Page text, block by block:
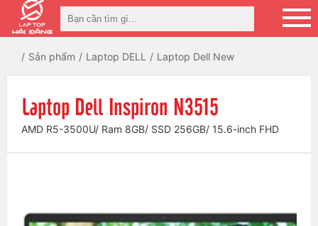
Sản phẩm Laptop DELL Laptop Dell New
Laptop Dell Inspiron N3515
AMD R5-3500U/ Ram 8GB/ SSD 256GB/ 15.6-inch FHD